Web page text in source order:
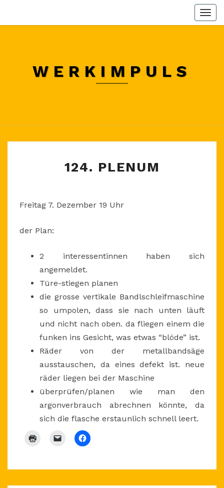
WERKIMPULS
PLENUM
124. PLENUM
Freitag 7. Dezember 19 Uhr
der Plan:
2 interessentinnen haben sich
angemeldet.
Türe-stiegen planen
die grosse vertikale Bandlschleifmaschine
so umpolen, dass sie nach unten läuft
und nicht nach oben. da fliegen einem die
funken ins Gesicht, was etwas “blöde” ist.
Räder von der metallbandsäge
ausstauschen, da eines defekt ist. neue
räder liegen bei der Maschine
überprüfen/planen wie man den
argonverbrauch abrechnen könnte, da
sich die flasche erstaunlich schnell leert.